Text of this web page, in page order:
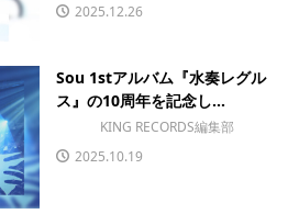
2025.12.26
Sou 1stアルバム『水奏レグル
ス』の10周年を記念し...
KING RECORDS編集部
2025.10.19